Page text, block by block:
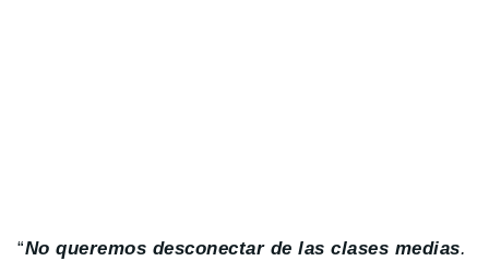
“No queremos desconectar de las clases medias.